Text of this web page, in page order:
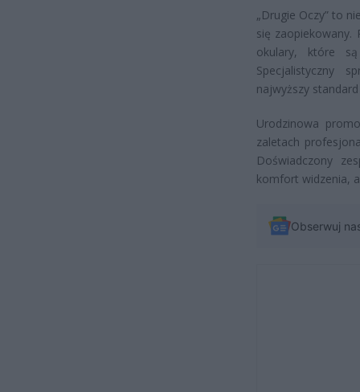
„Drugie Oczy” to
się zaopiekowany.
okulary, które
Specjalistyczny
najwyższy
Urodzinowa
zaletach
Doświadczony
komfort widzenia,
Obserwuj